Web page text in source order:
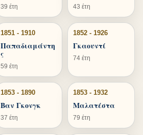
39 έτη 43 έτη
1851 - 1910
Παπαδιαμάντη
ς
59 έτη
1852 - 1926
Γκαουντί
74 έτη
1853 - 1890
Βαν Γκονγκ
37 έτη
1853 - 1932
Μαλατέστα
79 έτη